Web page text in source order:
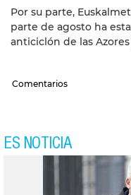
Por su parte,
parte de agosto ha
anticiclón de las
Comentarios
ES NOTICIA